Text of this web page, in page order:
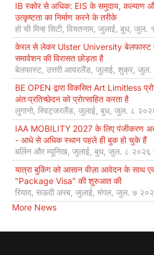
IB स्कोर से अधिक: EIS के समुदाय, कल्याण
उत्कृष्टता का निर्माण करने के तरीके
हो ची मिन्ह सिटी, वियतनाम, जुलाई, बुध,
केरल से लेकर Ulster University बेलफास्ट
समावेशन की विरासत छोड़ता है
बेलफास्ट, उत्तरी आयरलैंड, जुलाई, शुक्र,
BE OPEN द्वारा विकसित Art Limitless
अंतःप्रतिच्छेदन को प्रोत्साहित करता है
लुगानो, स्विट्जरलैंड, जुलाई, बुध, जुल. ८
IAA MOBILITY 2027 के लिए पंजीकरण अब
- आधे से अधिक स्थान पहले ही बुक हो चुके हैं
बर्लिन और म्यूनिख, जुलाई, बुध, जुल. ८ २०२६
यात्रा बुकिंग को आसान वीज़ा आवेदन के साथ
"Package Visa" की शुरुआत की
रियाद, सऊदी अरब, जुलाई, मंगल, जुल. ७
More News